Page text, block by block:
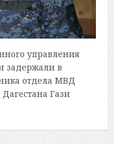
управления
задержали в
отдела МВД
Гази